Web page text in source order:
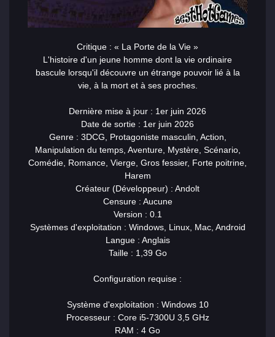
Critique : « La Porte de la Vie »
L'histoire d'un jeune homme dont la vie ordinaire
bascule lorsqu'il découvre un étrange pouvoir lié à la
vie, à la mort et à ses proches.
Dernière mise à jour : 1er juin 2026
Date de sortie : 1er juin 2026
Genre : 3DCG, Protagoniste masculin, Action,
Manipulation du temps, Aventure, Mystère, Scénario,
Comédie, Romance, Vierge, Gros fessier, Forte poitrine,
Harem
Créateur (Développeur) : Andolt
Censure : Aucune
Version : 0.1
Systèmes d'exploitation : Windows, Linux, Mac, Android
Langue : Anglais
Taille : 1,39 Go
Configuration requise :
Système d'exploitation : Windows 10
Processeur : Core i5-7300U 3,5 GHz
RAM : 4 Go